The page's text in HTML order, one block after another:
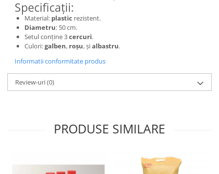
Spații de joacă
Educatie inovativa
Anatomie
Comunicare
Dezvoltare timpurie
Experimente
Forme
Matematica
Specificații:
Material: plastic rezistent.
Diametru: 50 cm.
Setul conține 3cercuri.
Culori:galben, roșu, șialbastru.
Informatii conformitate produs
Review-uri(0)
PRODUSE SIMILARE